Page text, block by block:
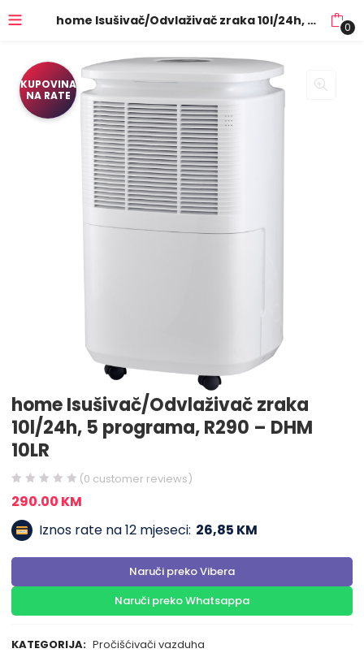
home Isušivač/Odvlaživač zraka 10l/24h, 5 programa, R290 – DHM 10LR 0
KUPOVINA
NA RATE
home Isušivač/Odvlaživač zraka
10l/24h, 5 programa, R290 – DHM
10LR
(0 customer reviews)
290.00 KM
Iznos rate na 12 mjeseci: 26,85 KM
Naruči preko Vibera
Naruči preko Whatsappa
KATEGORIJA: Pročišćivači vazduha